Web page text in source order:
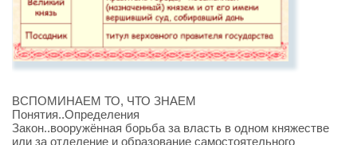
ВСПОМИНАЕМ ТО, ЧТО ЗНАЕМ
Понятия..Определения
Закон..вооружённая борьба за власть в одном княжестве
или за отделение и образование самостоятельного